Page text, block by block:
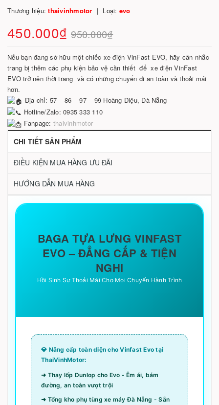
Thương hiệu:thaivinhmotor Loại: evo
450.000₫ 950.000₫
Nếu bạn đang sở hữu một chiếc xe điện VinFast EVO, hãy cân nhắc
trang bị thêm các phụ kiện bảo vệ cần thiết để xe điện VinFast
EVO trở nên thời trang và có những chuyến đi an toàn và thoải mái
hơn.
Địa chỉ: 57 – 86 – 97 – 99 Hoàng Diệu, Đà Nẵng
Hotline/Zalo: 0935 333 110
Fanpage: thaivinhmotor
CHI TIẾT SẢN PHẨM
ĐIỀU KIỆN MUA HÀNG ƯU ĐÃI
HƯỚNG DẪN MUA HÀNG
BAGA TỰA LƯNG VINFAST
EVO – ĐẲNG CẤP & TIỆN
NGHI
Hồi Sinh Sự Thoải Mái Cho Mọi Chuyến Hành Trình
💎 Nâng cấp toàn diện cho Vinfast Evo tại
ThaiVinhMotor:
➜ Thay lốp Dunlop cho Evo - Êm ái, bám
đường, an toàn vượt trội
➜ Tổng kho phụ tùng xe máy Đà Nẵng - Sẵn